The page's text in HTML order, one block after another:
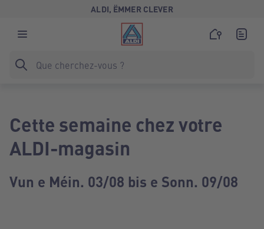
ALDI, ËMMER CLEVER
Cette semaine chez votre
ALDI-magasin
Vun e Méin. 03/08 bis e Sonn. 09/08